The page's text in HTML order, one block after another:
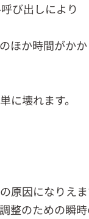
び出しにより
ほか時間がかか
に壊れます。
原因になりえま
整のための瞬時